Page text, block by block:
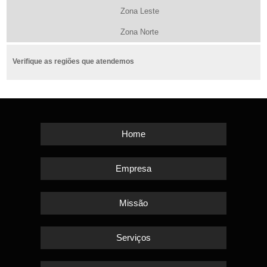
Zona Leste
Zona Norte
Verifique as regiões que atendemos
Home
Empresa
Missão
Serviços